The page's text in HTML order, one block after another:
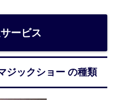
ービス
ジックショー の種類